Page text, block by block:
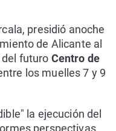
presidió anoche
de Alicante al
futuro Centro de
los muelles 7 y 9
la ejecución del
perspectivas